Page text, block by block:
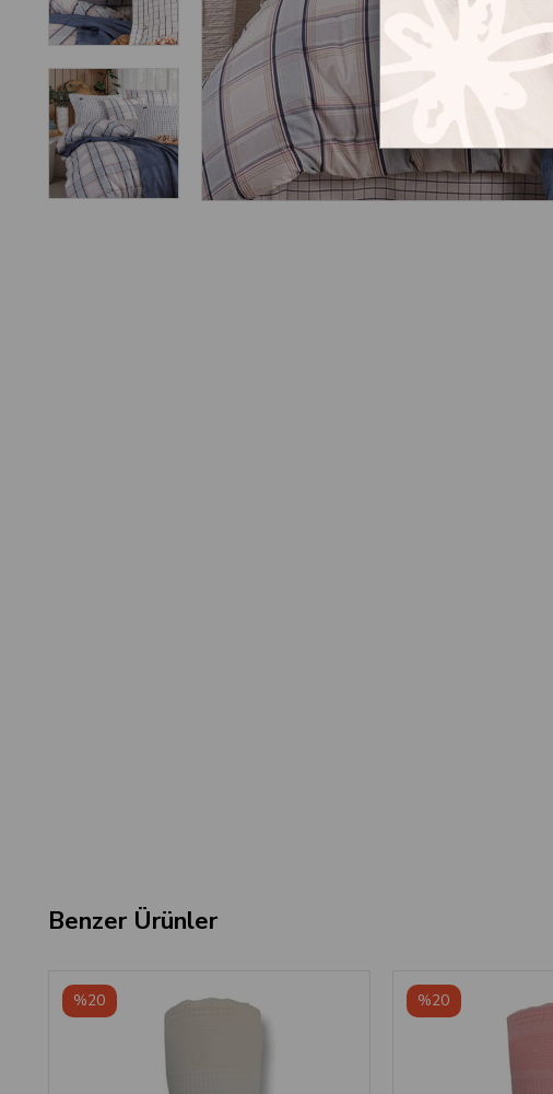
Benzer Ürünler
%20 %20